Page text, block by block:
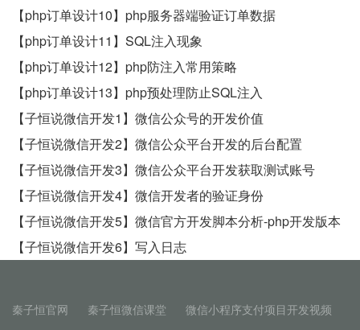
【php订单设计10】php服务器端验证订单数据
【php订单设计11】SQL注入现象
【php订单设计12】php防注入常用策略
【php订单设计13】php预处理防止SQL注入
【子恒说微信开发1】微信公众号的开发价值
【子恒说微信开发2】微信公众平台开发的后台配置
【子恒说微信开发3】微信公众平台开发获取测试账号
【子恒说微信开发4】微信开发者的验证身份
【子恒说微信开发5】微信官方开发脚本分析-php开发版本
【子恒说微信开发6】写入日志
秦子恒官网 秦子恒微信课堂 微信小程序支付项目开发视频